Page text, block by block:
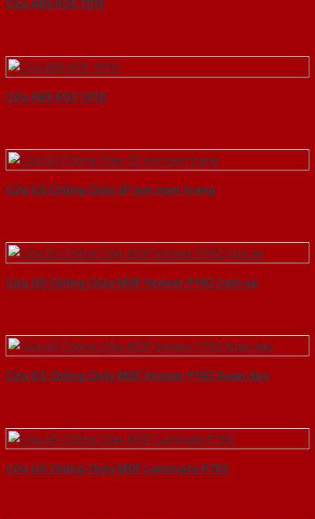
Cửa ABS KOS 101E
Cửa ABS KOS 101D
Cửa Gỗ Chống Cháy 2P son xam trang
Cửa Gỗ Chống Cháy MDF Veneer P1R2 Cam xe
Cửa Gỗ Chống Cháy MDF Veneer P1R2 Xoan dao
Cửa Gỗ Chống Cháy MDF Laminate P1R2